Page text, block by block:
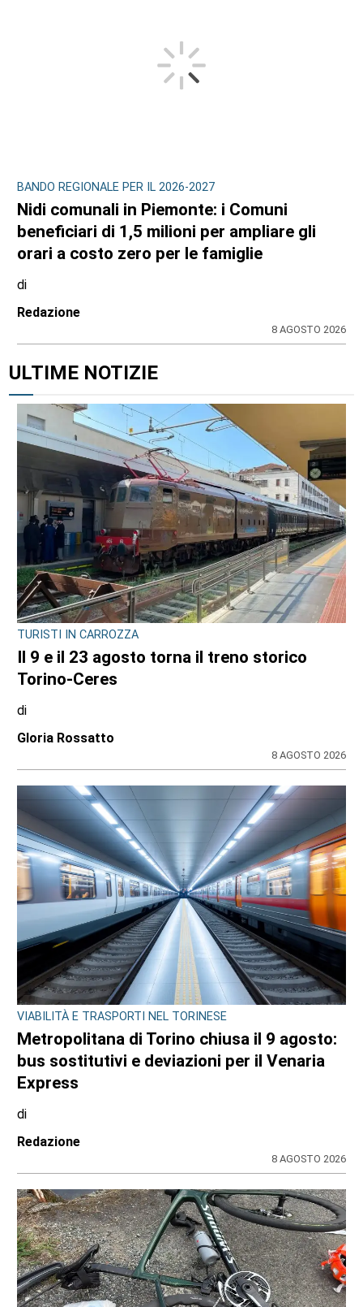
BANDO REGIONALE PER IL 2026-2027
Nidi comunali in Piemonte: i Comuni
beneficiari di 1,5 milioni per ampliare gli
orari a costo zero per le famiglie
di
Redazione
8 AGOSTO 2026
ULTIME NOTIZIE
TURISTI IN CARROZZA
Il 9 e il 23 agosto torna il treno storico
Torino-Ceres
di
Gloria Rossatto
8 AGOSTO 2026
VIABILITÀ E TRASPORTI NEL TORINESE
Metropolitana di Torino chiusa il 9 agosto:
bus sostitutivi e deviazioni per il Venaria
Express
di
Redazione
8 AGOSTO 2026